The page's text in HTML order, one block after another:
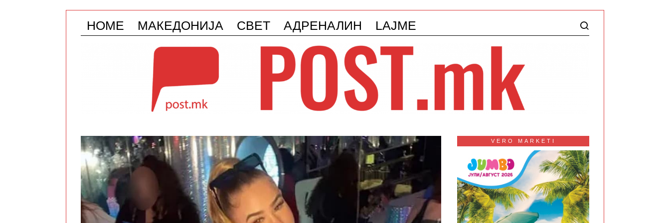
HOME МАКЕДОНИЈА СВЕТ АДРЕНАЛИН LAJME
VERO MARKETI